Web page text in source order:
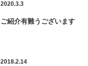
2020.3.3
ご紹介有難うございます
2018.2.14